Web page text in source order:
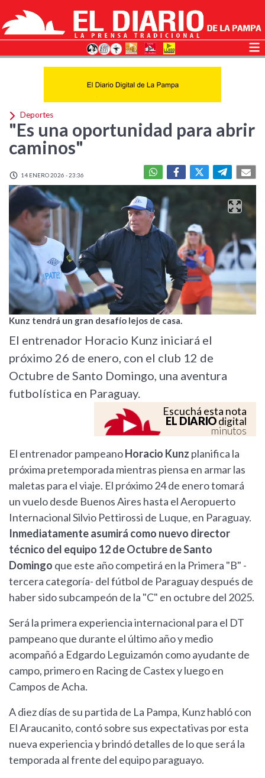
Deportes
"Es una oportunidad para abrir
caminos"
14 ENERO 2026 - 23:36
Kunz tendrá un gran desafío lejos de casa.
El entrenador Horacio Kunz iniciará el
próximo 26 de enero, con el club 12 de
Octubre de Santo Domingo, una aventura
futbolística en Paraguay.
Escuchá esta nota
EL DIARIOdigital
minutos
El entrenador pampeanoHoracio Kunz planifica la
próxima pretemporada mientras piensa en armar las
maletas para el viaje. El próximo 24 de enero tomará
un vuelo desde Buenos Aires hasta el Aeropuerto
Internacional Silvio Pettirossi de Luque, en Paraguay.
Inmediatamente asumirá como nuevo director
técnico del equipo 12 de Octubre de Santo
Domingo que este año competirá en la Primera "B" -
tercera categoría- del fútbol de Paraguay después de
haber sido subcampeón de la "C" en octubre del 2025.
Será la primera experiencia internacional para el DT
pampeano que durante el último año y medio
acompañó a Edgardo Leguizamón como ayudante de
campo, primero en Racing de Castex y luego en
Campos de Acha.
A diez días de su partida de La Pampa, Kunz habló con
El Araucanito, contó sobre sus expectativas por esta
nueva experiencia y brindó detalles de lo que será la
temporada al frente del equipo paraguayo.